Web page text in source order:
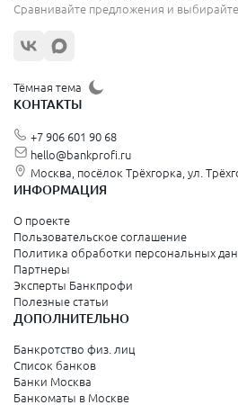
Сравнивайте предложения и
Тёмная тема
КОНТАКТЫ
+7 906 601 90 68
hello@bankprofi.ru
Москва, посёлок Трёхгорка, ул.
ИНФОРМАЦИЯ
О проекте
Пользовательское соглашение
Политика обработки персональных
Партнеры
Эксперты Банкпрофи
Полезные статьи
ДОПОЛНИТЕЛЬНО
Банкротство физ. лиц
Список банков
Банки Москва
Банкоматы в Москве